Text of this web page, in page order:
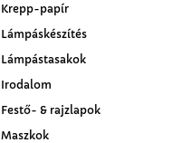
Krepp-papír
Lámpáskészítés
Lámpástasakok
Irodalom
Festő- & rajzlapok
Maszkok